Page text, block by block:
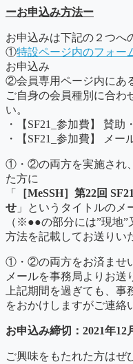
ーお申込み方法ー
お申込みは下記の２つへ
①特設ページ内のフォー
お申込み
②会員専用ページ内にあ
ご自身の会員種別に合わ
い。
・【SF21_参加費】 賛助
・【SF21_参加費】 メー
①・②の両方を実施され
た方に
「
［MeSSH］第22回
せ 」というタイトルのメ
（※●●の部分には”現地”
方法を記載してお送りい
①・②の両方をお済ませ
メールを事務局よりお送
上記期間を過ぎても、
をおかけしますがご連絡
お申込み締切：2021年12
ご興味をもたれた方はぜ